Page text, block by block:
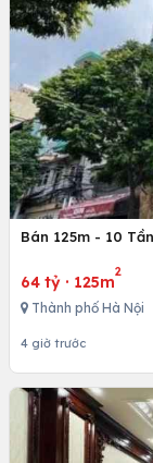
Bán 125m - 10
64 tỷ · 125m
2
Thành phố Hà Nội
4 giờ trước